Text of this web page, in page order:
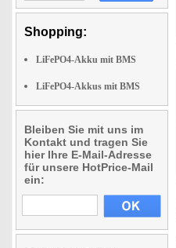
Shopping:
LiFePO4-Akku mit BMS
LiFePO4-Akkus mit BMS
Bleiben Sie mit uns im
Kontakt und tragen Sie
hier Ihre E-Mail-Adresse
für unsere HotPrice-Mail
ein: